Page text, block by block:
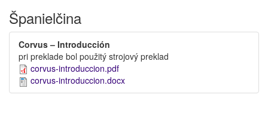
Španielčina
Corvus – Introducción
pri preklade bol použitý strojový preklad
corvus-introduccion.pdf
corvus-introduccion.docx